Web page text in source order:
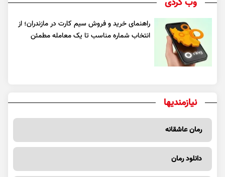
وب گردی
راهنمای خرید و فروش سیم کارت در مازندران؛ از
انتخاب شماره مناسب تا یک معامله مطمئن
نیازمندیها
رمان عاشقانه
دانلود رمان